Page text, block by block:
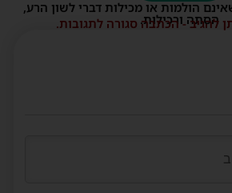
הולמות או מכילות דברי לשון הרע,
הסתה ורכילות.
להגיב - הכתבה סגורה לתגובות.